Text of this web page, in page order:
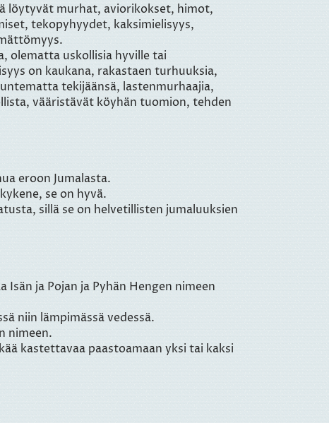
löytyvät murhat, aviorikokset, himot,
tekopyhyydet, kaksimielisyys,
olematta uskollisia hyville tai
on kaukana, rakastaen turhuuksia,
tekijäänsä, lastenmurhaajia,
vääristävät köyhän tuomion, tehden
eroon Jumalasta.
se on hyvä.
sillä se on helvetillisten jumaluuksien
ja Pojan ja Pyhän Hengen nimeen
niin lämpimässä vedessä.
nimeen.
kastettavaa paastoamaan yksi tai kaksi